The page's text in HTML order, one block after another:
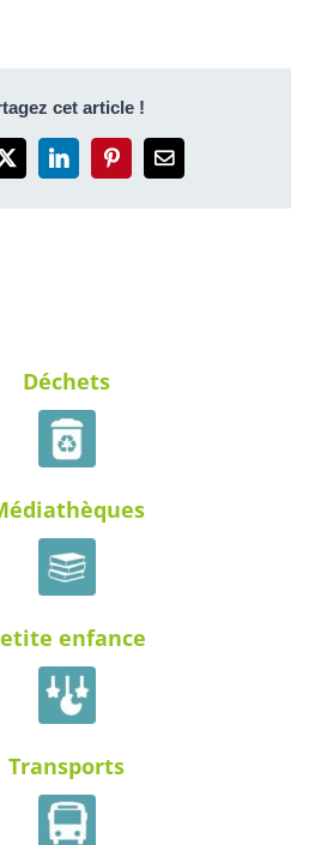
cet article !
X LinkedInPinterestEmail
Déchets
enfance
Transports